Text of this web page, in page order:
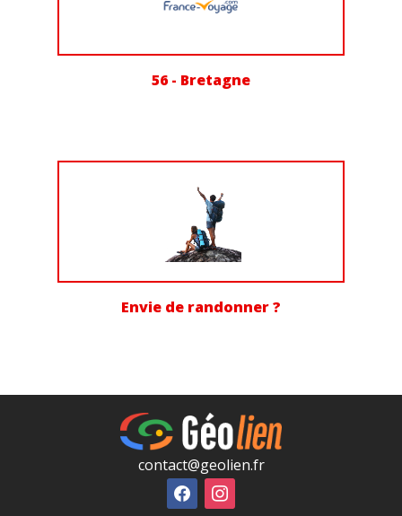
56 - Bretagne
Envie de randonner ?
contact@geolien.fr